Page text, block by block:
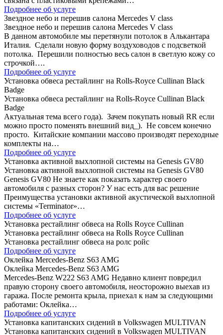
Подробнее об услуге
Звездное небо и перешив салона Mercedes V class
Звездное небо и перешив салона Mercedes V class
В данном автомобиле мы перетянули потолок в Алькантара
Италия. Сделали новую форму воздуховодов с подсветкой
потолка. Перешили полностью весь салон в светлую кожу со
строчкой….
Подробнее об услуге
Установка обвеса рестайлинг на Rolls-Royce Cullinan Black
Badge
Установка обвеса рестайлинг на Rolls-Royce Cullinan Black
Badge
Актуальная тема всего года). Зачем покупать новый RR если
можно просто поменять внешний вид_). Не совсем конечно
просто. Китайские компании массово производят переходные
комплекты на…
Подробнее об услуге
Установка активной выхлопной системы на Genesis GV80
Установка активной выхлопной системы на Genesis GV80
Genesis GV80 Не знаете как показать характер своего
автомобиля с разных сторон? У нас есть для вас решение
Преимущества установки активной акустической выхлопной
системы «Terminator»…
Подробнее об услуге
Установка рестайлинг обвеса на Rolls Royce Cullinan
Установка рестайлинг обвеса на Rolls Royce Cullinan
Установка рестайлинг обвеса на ролс ройс
Подробнее об услуге
Оклейка Mercedes-Benz S63 AMG
Оклейка Mercedes-Benz S63 AMG
Mercedes-Benz W222 S63 AMG Недавно клиент повредил
правую сторону своего автомобиля, неосторожно выехав из
гаража. После ремонта крыла, приехал к нам за следующими
работами: Оклейка…
Подробнее об услуге
Установка капитанских сидений в Volkswagen MULTIVAN
Установка капитанских сидений в Volkswagen MULTIVAN